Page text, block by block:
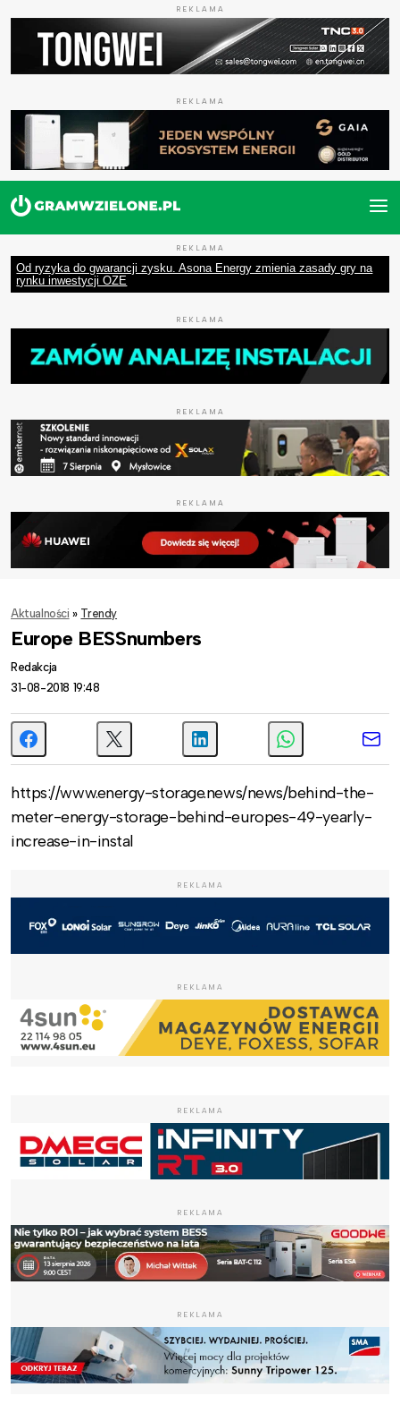
REKLAMA
REKLAMA
REKLAMA
Od ryzyka do gwarancji zysku. Asona Energy zmienia zasady gry na
rynku inwestycji OZE
REKLAMA
REKLAMA
REKLAMA
Aktualności » Trendy
Europe BESSnumbers
Redakcja
31-08-2018 19:48
https://www.energy-storage.news/news/behind-the-
meter-energy-storage-behind-europes-49-yearly-
increase-in-instal
REKLAMA
REKLAMA
REKLAMA
REKLAMA
REKLAMA